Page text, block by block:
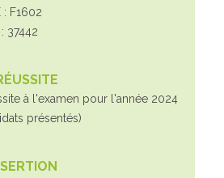
: F1602
37442
à l'examen pour l'année 2024
présentés)